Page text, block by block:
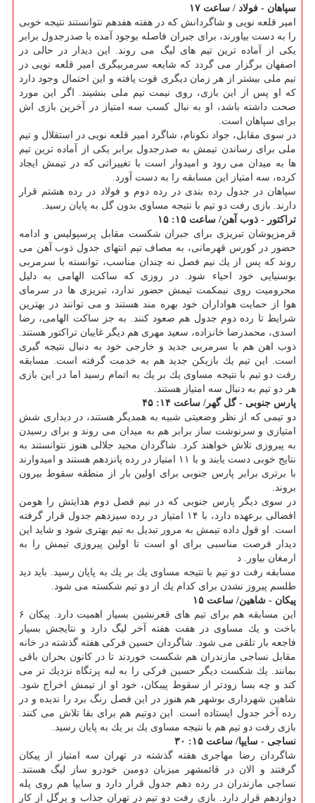
سپاهان - فولاد / ساعت ۱۷
امیر قلعه نویی و شاگردانش كه در هفته هفدهم نتوانستند نتیجه خوبی
را به دست بیاورند، برای جبران فاصله بوجود آمده با صدرجدول برابر
یكی از آماده ترین تیم های لیگ می روند. این دیدار در حالی در
اصفهان برگزار می گردد كه شایعه سرمربیگری امیر قلعه نویی در
تیم ملی بیشتر از هر زمان دیگری قوت یافته و این احتمال وجود دارد
كه او پس از این بازی، روی نیمت تیم ملی بنشیند. اگر این مورد
صحت داشته باشد، او به نبال كسب سه امتیاز در آخرین بازی اش
برای سپاهان است.
در سوی مقابل، جواد نكونام، شاگرد امیر قلعه نویی در استقلال و تیم
ملی برای رساندن تیمش به صدرجدول برابر یكی از آماده ترین تیم
ها به میدان می رود و امیدوار است با تغییراتی كه در تیمش ایجاد
كرده، سه امتیاز این مسابقه را به دست آورد.
سپاهان در جدول رده بندی در رده دوم و فولاد در رده هشتم قرار
دارند. بازی رفت دو تیم با نتیجه مساوی بدون گل به پایان رسید.
تراكتور - ذوب آهن/ ساعت ۱۵: ۱۵
قرمزپوشان تبریزی برای جبران شكست مقابل پرسپولیس و ادامه
حضور در كورس قهرمانی، به مصاف تیم انتهای جدول ذوب آهن می
روند كه پس از یك نیم فصل نه چندان مناسب، توانسته با سرمربی
بوسنیایی خود احیاء شود. در روزی كه ساكت الهامی به دلیل
محرومیت روی نیمكمت تیمش حضور ندارد، تبریزی ها در سرمای
هوا از حمایت هواداران خود بهره مند هستند و می توانند در بهترین
شرایط تا رده دوم جدول هم صعود كنند. به جز ساكت الهامی، رضا
اسدی، محمدرضا خانزاده، سعید مهری هم دیگر غایبان تراكتور هستند.
ذوب اهن هم با سرمربی جدید و خارجی خود به دنبال نتیجه گیری
است. این تیم یك بازیكن جدید هم به خدمت گرفته است. مسابقه
رفت دو تیم با نتیجه مساوی یك بر یك به اتمام رسید اما در این بازی
هر دو تیم به دنبال سه امتیاز هستند.
پارس جنوبی - گل گهر/ ساعت ۱۴: ۴۵
دو تیمی كه از نظر وضعیتی شبیه به همدیگر هستند، در دیداری شش
امتیازی و سرنوشت ساز برابر هم به میدان می روند و برای رسیدن
به پیروزی تلاش خواهند كرد. شاگردان مجید جلالی هنوز نتوانستند به
نتایج خوبی دست یابند و با ۱۱ امتیاز در رده پانزدهم هستند و امیدوارند
با برتری برابر پارس جنوبی برای اولین بار از منطقه سقوط بیرون
بروند.
در سوی دیگر پارس جنوبی كه در نیم فصل دوم هدایتش را هومن
افضالی برعهده دارد، با ۱۴ امتیاز در رده سیزدهم جدول قرار گرفته
است. او قول داده تیمش به مرور تبدیل به تیم بهتری شود و شاید این
دیدار فرصت مناسبی برای او است تا اولین پیروزی تیمش را به
ارمغان بیاور. د
مسابقه رفت دو تیم با نتیجه مساوی یك بر یك به پایان رسید. باید دید
طلسم پیروز نشدن برای كدام یك از دو تیم شكسته می شود.
پیكان - شاهین/ ساعت ۱۵
این مسابقه هم برای تیم های قعرنشین بسیار اهمیت دارد. پیكان ۶
باخت و یك مساوی در هفت هفته آخر لیگ دارد و نتایجش بسیار
فاجعه بار تلقی می شود. شاگردان حسین فركی هفته گذشته در خانه
مقابل نساجی مازندران هم شكست خوردند تا در كانون بحران باقی
بمانند. یك شكست دیگر حسین فركی را به لبه پرتگاه نزدیك تر می
كند و چه بسا زودتر از سقوط پیبكان، خود او از تیمش اخراج شود.
شاهین شهرداری بوشهر هم هنوز در این فصل رنگ برد را ندیده و در
رده آخر جدول ایستاده است. این دوتیم هم برای بقا تلاش می كنند.
بازی رفت دو تیم هم با نتیجه مساوی یك بر یك به پایان رسید.
نساجی - سایپا/ ساعت ۱۵: ۳۰
شاگردان رضا مهاجری هفته گذشته در تهران سه امتیاز از پیكان
گرفتند و الان در قائمشهر میزبان دومین خودرو ساز لیگ هستند.
نساجی مازندران در رده دهم جدول قرار دارد و سایپا هم روی پله
دوازدهم قرار دارد. بازی رفت دو تیم در تهران جذاب و پرگل از كار